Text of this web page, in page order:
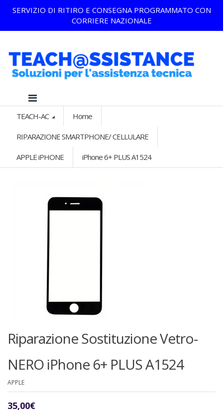
SERVIZIO DI RITIRO E CONSEGNA PROGRAMMATO CON
CORRIERE NAZIONALE
TEACH-AC Home
RIPARAZIONE SMARTPHONE/ CELLULARE
APPLE iPHONE iPhone 6+ PLUS A1524
Riparazione Sostituzione Vetro-
NERO iPhone 6+ PLUS A1524
APPLE
35,00€